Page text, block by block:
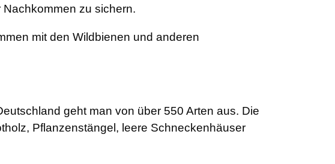
zu sichern.
mit den Wildbienen und anderen
geht man von über 550 Arten aus. Die
Pflanzenstängel, leere Schneckenhäuser